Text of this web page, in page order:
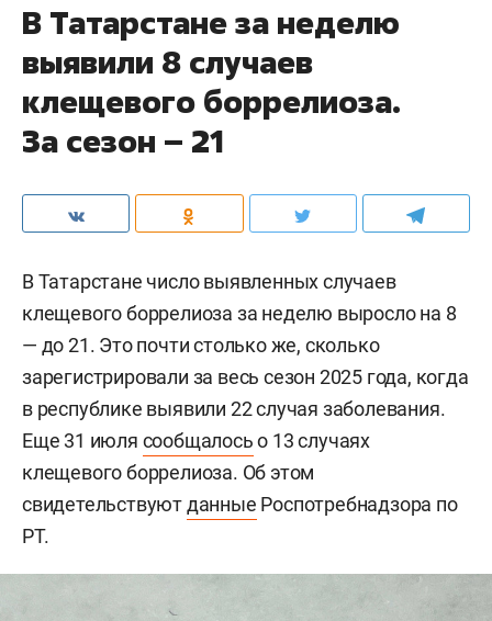
В Татарстане за неделю
выявили 8 случаев
клещевого боррелиоза.
За сезон – 21
В Татарстане число выявленных случаев
клещевого боррелиоза за неделю выросло на 8
— до 21. Это почти столько же, сколько
зарегистрировали за весь сезон 2025 года, когда
в республике выявили 22 случая заболевания.
Еще 31 июля сообщалосьо 13 случаях
клещевого боррелиоза. Об этом
свидетельствуютданные Роспотребнадзора по
РТ.